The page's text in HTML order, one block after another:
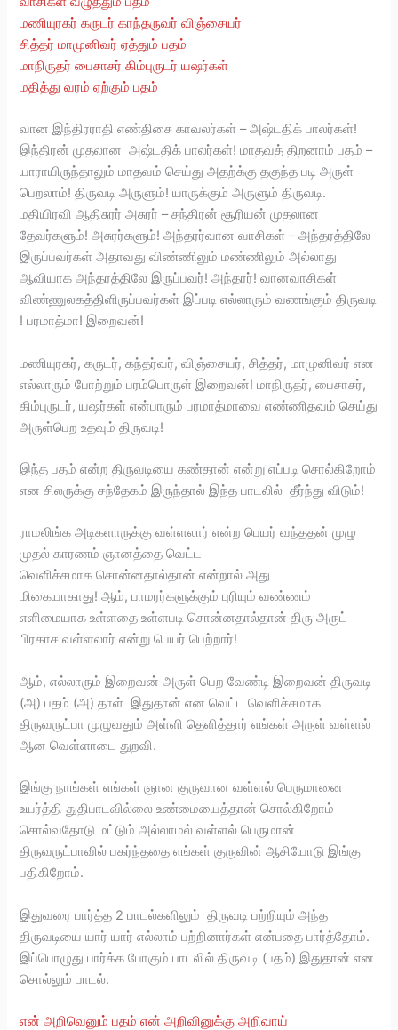
மணியுரகர் கருடர் காந்தருவர் விஞ்சையர்
சித்தர் மாமுனிவர் ஏத்தும் பதம்
மாநிருதர் பைசாசர் கிம்புருடர் யஷர்கள்
மதித்து வரம் ஏற்கும் பதம்
வான இந்திரராதி எண்திசை காவலர்கள் – அஷ்டதிக் பாலர்கள்!
இந்திரன் முதலான அஷ்டதிக் பாலர்கள்! மாதவத் திறனாம் பதம் –
யாராயிருந்தாலும் மாதவம் செய்து அதற்க்கு தகுந்த படி அருள்
பெறலாம்! திருவடி அருளும்! யாருக்கும் அருளும் திருவடி.
மதியிரவி ஆதிசுரர் அசுரர் – சந்திரன் சூரியன் முதலான
தேவர்களும்! அசுரர்களும்! அந்தரர்வான வாசிகள் – அந்தரத்திலே
இருப்பவர்கள் அதாவது விண்ணிலும் மண்ணிலும் அல்லாது
ஆவியாக அந்தரத்திலே இருப்பவர்! அந்தரர்! வானவாசிகள்
விண்ணுலகத்திளிருப்பவர்கள் இப்படி எல்லாரும் வணங்கும் திருவடி
! பரமாத்மா! இறைவன்!
மணியுரகர், கருடர், கந்தர்வர், விஞ்சையர், சித்தர், மாமுனிவர் என
எல்லாரும் போற்றும் பரம்பொருள் இறைவன்! மாநிருதர், பைசாசர்,
கிம்புருடர், யஷர்கள் என்பாரும் பரமாத்மாவை எண்ணிதவம் செய்து
அருள்பெற உதவும் திருவடி!
இந்த பதம் என்ற திருவடியை கண்தான் என்று எப்படி சொல்கிறோம்
என சிலருக்கு சந்தேகம் இருந்தால் இந்த பாடலில் தீர்ந்து விடும்!
ராமலிங்க அடிகளாருக்கு வள்ளலார் என்ற பெயர் வந்ததன் முழு
முதல் காரணம் ஞானத்தை வெட்ட
வெளிச்சமாக சொன்னதால்தான் என்றால் அது
மிகையாகாது! ஆம், பாமரர்களுக்கும் புரியும் வண்ணம்
எளிமையாக உள்ளதை உள்ளபடி சொன்னதால்தான் திரு அருட்
பிரகாச வள்ளலார் என்று பெயர் பெற்றார்!
ஆம், எல்லாரும் இறைவன் அருள் பெற வேண்டி இறைவன் திருவடி
(அ) பதம் (அ) தாள் இதுதான் என வெட்ட வெளிச்சமாக
திருவருட்பா முழுவதும் அள்ளி தெளித்தார் எங்கள் அருள் வள்ளல்
ஆன வெள்ளாடை துறவி.
இங்கு நாங்கள் எங்கள் ஞான குருவான வள்ளல் பெருமானை
உயர்த்தி துதிபாடவில்லை உண்மையைத்தான் சொல்கிறோம்
சொல்வதோடு மட்டும் அல்லாமல் வள்ளல் பெருமான்
திருவருட்பாவில் பகர்ந்ததை எங்கள் குருவின் ஆசியோடு இங்கு
பதிகிறோம்.
இதுவரை பார்த்த 2 பாடல்களிலும் திருவடி பற்றியும் அந்த
திருவடியை யார் யார் எல்லாம் பற்றினார்கள் என்பதை பார்த்தோம்.
இப்பொழுது பார்க்க போகும் பாடலில் திருவடி (பதம்) இதுதான் என
சொல்லும் பாடல்.
என் அறிவெனும் பதம் என் அறிவினுக்கு அறிவாய்